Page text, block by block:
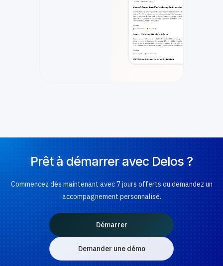
Prêt à démarrer avec Delos ?
Commencez dès maintenant avec 7 jours offerts ou demandez un
accompagnement personnalisé.
Démarrer
Demander une démo